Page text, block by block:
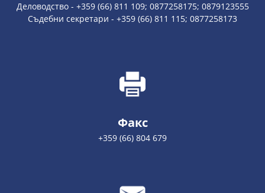
Деловодство - +359 (66) 811 109; 0877258175; 0879123555
Съдебни секретари - +359 (66) 811 115; 0877258173
Факс
+359 (66) 804 679